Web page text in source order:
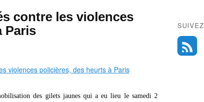
contre les violences
Paris
des gilets jaunes qui a eu lieu le samedi 2